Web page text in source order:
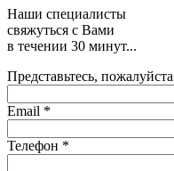
Наши специалисты
свяжуться с Вами
в течении 30 минут...
Представьтесь, пожалуйста
Email *
Телефон *